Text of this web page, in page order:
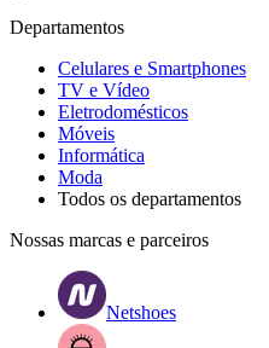
Departamentos
Celulares e Smartphones
TV e Vídeo
Eletrodomésticos
Móveis
Informática
Moda
Todos os departamentos
Nossas marcas e parceiros
Netshoes